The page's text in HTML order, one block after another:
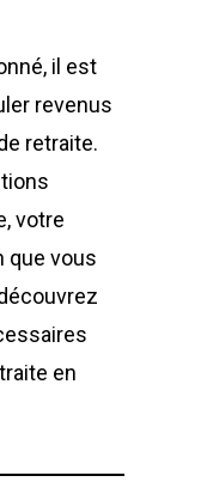
il est
revenus
retraite.
votre
que vous
en